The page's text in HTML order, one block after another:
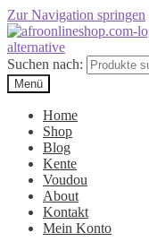
Zur Navigation springen
Suchen nach:
Menü
Home
Shop
Blog
Kente
Voudou
About
Kontakt
Mein Konto